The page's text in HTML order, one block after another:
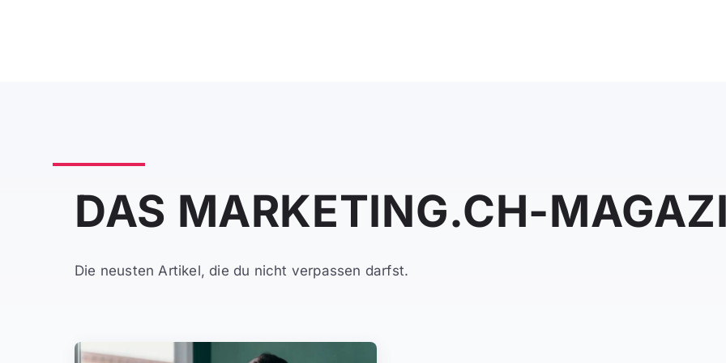
DAS MARKETING.CH-
Die neusten Artikel, die du nicht verpassen darfst.